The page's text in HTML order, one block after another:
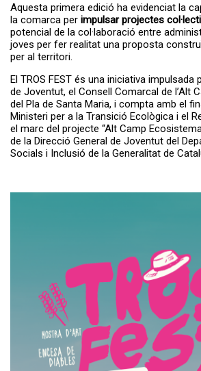
Aquesta primera edició ha evidenciat la
la comarca per impulsar projectes
potencial de la col·laboració entre
joves per fer realitat una proposta
per al territori.
El TROS FEST és una iniciativa impulsada
de Joventut, el Consell Comarcal de l’Alt
del Pla de Santa Maria, i compta amb el
Ministeri per a la Transició Ecològica i el
el marc del projecte “Alt Camp
de la Direcció General de Joventut del
Socials i Inclusió de la Generalitat de